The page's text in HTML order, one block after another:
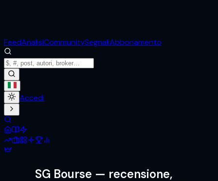
FeedAnalisiCommunitySegnaliAbbonamento
Accedi
SG Bourse — recensione,